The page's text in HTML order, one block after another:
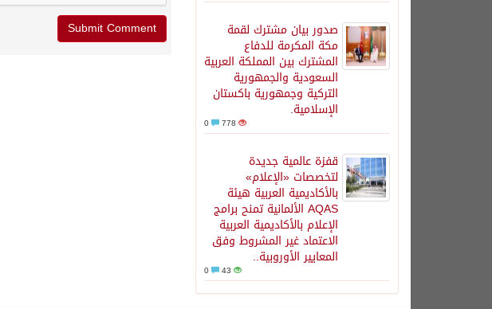
صدور بيان مشترك لقمة
مكة المكرمة للدفاع
المشترك بين المملكة العربية
السعودية والجمهورية
التركية وجمهورية باكستان
الإسلامية.
778
قفزة عالمية جديدة
لتخصصات «الإعلام»
بالأكاديمية العربية هيئة
AQAS الألمانية تمنح برامج
الإعلام بالأكاديمية العربية
الاعتماد غير المشروط وفق
المعايير الأوروبية..
43